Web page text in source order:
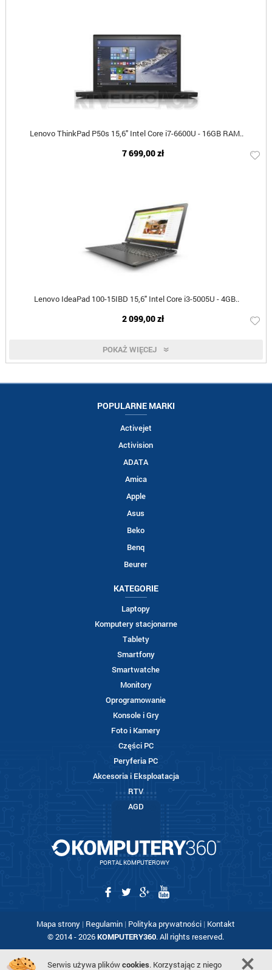
Lenovo ThinkPad P50s 15,6" Intel Core i7-6600U - 16GB RAM..
7 699,00 zł
Lenovo IdeaPad 100-15IBD 15,6" Intel Core i3-5005U - 4GB..
2 099,00 zł
POKAŻ WIĘCEJ
POPULARNE MARKI
Activejet
Activision
ADATA
Amica
Apple
Asus
Beko
Benq
Beurer
KATEGORIE
Laptopy
Komputery stacjonarne
Tablety
Smartfony
Smartwatche
Monitory
Oprogramowanie
Konsole i Gry
Foto i Kamery
Części PC
Peryferia PC
Akcesoria i Eksploatacja
RTV
AGD
PORTAL KOMPUTEROWY
Mapa strony | Regulamin | Polityka prywatności | Kontakt
© 2014 - 2026KOMPUTERY360. All rights reserved.
Serwis używa plikówcookies. Korzystając z niego